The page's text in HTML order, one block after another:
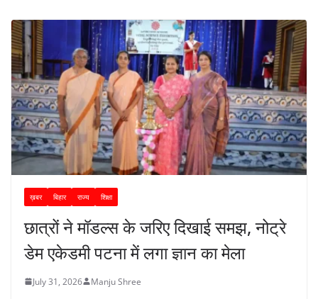
ख़बर बिहार राज्य शिक्षा
छात्रों ने मॉडल्स के जरिए दिखाई समझ, नोट्रे
डेम एकेडमी पटना में लगा ज्ञान का मेला
July 31, 2026 Manju Shree